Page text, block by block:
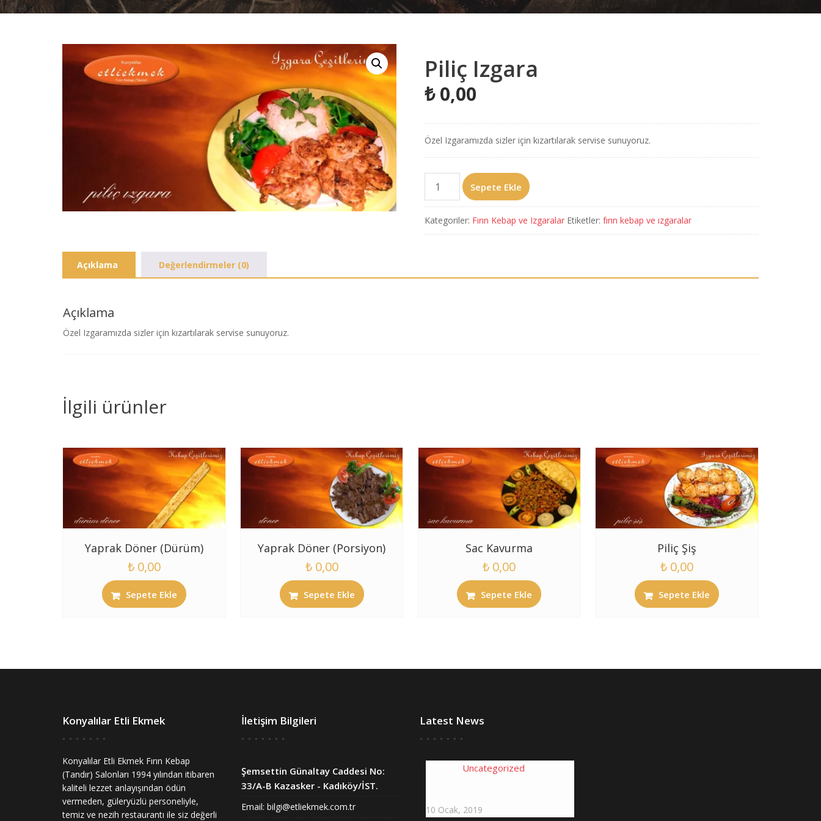
Piliç Izgara
₺0,00
Özel Izgaramızda sizler için kızartılarak servise sunuyoruz.
Izgara
adet
Sepete Ekle
Kategoriler: Fırın Kebap ve Izgaralar Etiketler: fırın kebap ve ızgaralar
Açıklama Değerlendirmeler (0)
Açıklama
Özel Izgaramızda sizler için kızartılarak servise sunuyoruz.
İlgili ürünler
Yaprak Döner (Dürüm)
₺0,00
Sepete Ekle
Yaprak Döner (Porsiyon)
₺0,00
Sepete Ekle
Sac Kavurma
₺ 0,00
Sepete Ekle
Piliç Şiş
₺ 0,00
Sepete Ekle
Konyalılar Etli Ekmek
Konyalılar Etli Ekmek Fırın Kebap
(Tandır) Salonları 1994 yılından itibaren
kaliteli lezzet anlayışından ödün
vermeden, güleryüzlü personeliyle,
temiz ve nezih restaurantı ile siz değerli
İletişim Bilgileri
Şemsettin Günaltay Caddesi No:
33/A-B Kazasker - Kadıköy/İST.
Email: bilgi@etliekmek.com.tr
Latest News
Uncategorized
10 Ocak, 2019